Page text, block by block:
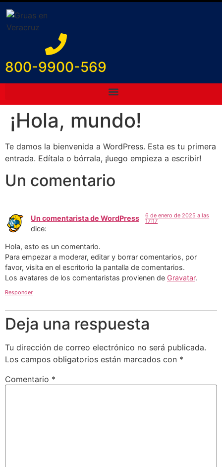
800-9900-569
¡Hola, mundo!
Te damos la bienvenida a WordPress. Esta es tu primera
entrada. Edítala o bórrala, ¡luego empieza a escribir!
Un comentario
Un comentarista de WordPress
dice:
6 de enero de 2025 a las
17:17
Hola, esto es un comentario.
Para empezar a moderar, editar y borrar comentarios, por
favor, visita en el escritorio la pantalla de comentarios.
Los avatares de los comentaristas provienen de Gravatar.
Responder
Deja una respuesta
Tu dirección de correo electrónico no será publicada.
Los campos obligatorios están marcados con *
Comentario *